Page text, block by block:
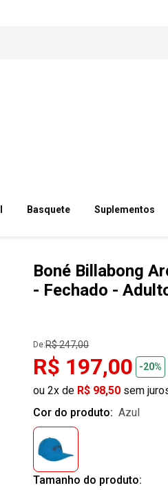
Basquete Suplementos
Boné Billabong
- Fechado -
De:R$ 247,00
R$ 197,00 -20%
ou 2x de R$ 98,50 sem
Cor do produto:
azul
Tamanho do produto: